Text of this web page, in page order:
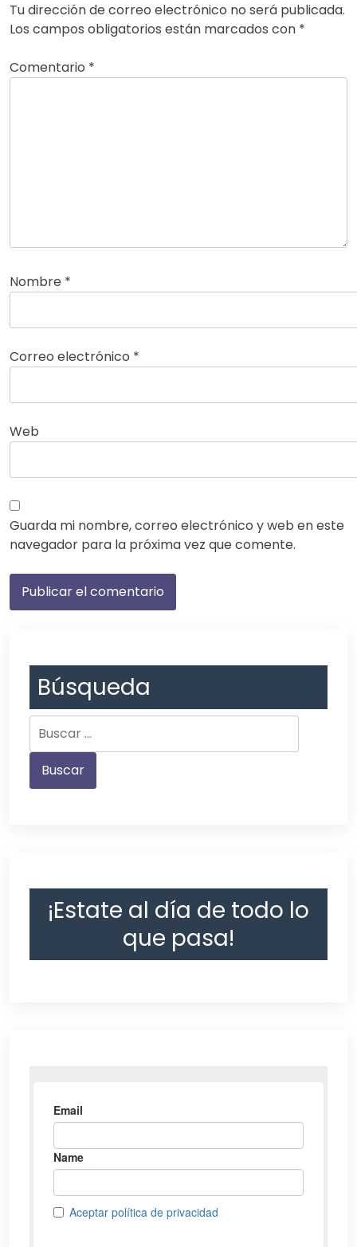
Tu dirección de correo electrónico no será publicada.
Los campos obligatorios están marcados con *
Comentario *
Nombre *
Correo electrónico *
Web
Guarda mi nombre, correo electrónico y web en este
navegador para la próxima vez que comente.
Búsqueda
¡Estate al día de todo lo
que pasa!